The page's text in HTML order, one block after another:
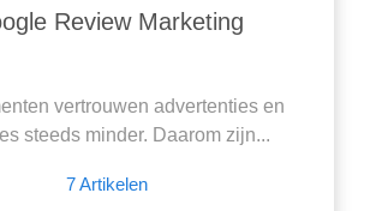
Review Marketing
vertrouwen advertenties en
steeds minder. Daarom zijn...
7 Artikelen